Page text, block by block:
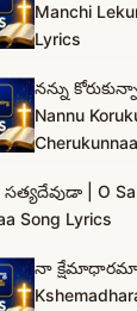
Manchi
Lyrics
నన్ను
Nannu
సత్యదేవుడా | O
Song Lyrics
నా